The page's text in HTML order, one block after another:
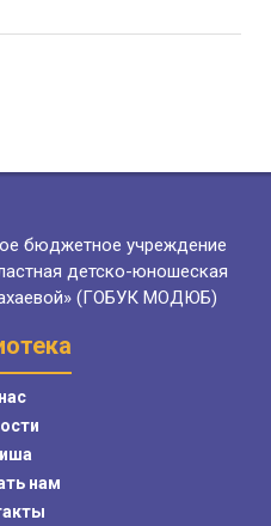
бюджетное учреждение
детско-юношеская
(ГОБУК МОДЮБ)
нам